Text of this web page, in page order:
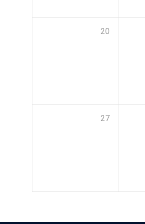
20
27